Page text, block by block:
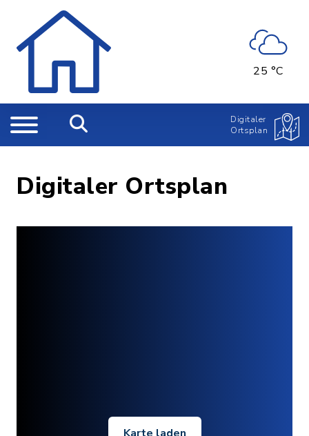
25 °C
Digitaler
Ortsplan
Digitaler Ortsplan